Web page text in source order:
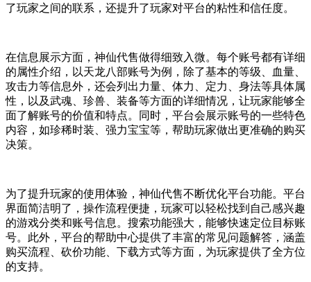
了玩家之间的联系，还提升了玩家对平台的粘性和信任度。
在信息展示方面，神仙代售做得细致入微。每个账号都有详细
的属性介绍，以天龙八部账号为例，除了基本的等级、血量、
攻击力等信息外，还会列出力量、体力、定力、身法等具体属
性，以及武魂、珍兽、装备等方面的详细情况，让玩家能够全
面了解账号的价值和特点。同时，平台会展示账号的一些特色
内容，如珍稀时装、强力宝宝等，帮助玩家做出更准确的购买
决策。
为了提升玩家的使用体验，神仙代售不断优化平台功能。平台
界面简洁明了，操作流程便捷，玩家可以轻松找到自己感兴趣
的游戏分类和账号信息。搜索功能强大，能够快速定位目标账
号。此外，平台的帮助中心提供了丰富的常见问题解答，涵盖
购买流程、砍价功能、下载方式等方面，为玩家提供了全方位
的支持。